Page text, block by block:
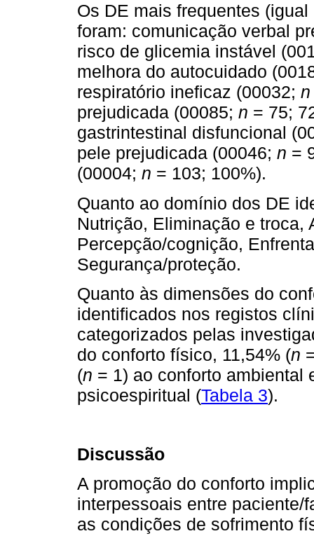
Os DE mais frequentes
foram: comunicação verbal
risco de glicemia instável
melhora do autocuidado
respiratório ineficaz (00032; n
prejudicada (00085; n = 75;
gastrintestinal disfuncional
pele prejudicada (00046; n =
(00004; n = 103; 100%).
Quanto ao domínio dos DE
Nutrição, Eliminação e troca,
Percepção/cognição,
Segurança/proteção.
Quanto às dimensões do
identificados nos registos
categorizados pelas
do conforto físico, 11,54% (n
(n = 1) ao conforto ambiental
psicoespiritual (Tabela 3).
Discussão
A promoção do conforto
interpessoais entre
as condições de sofrimento